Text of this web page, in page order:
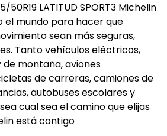
50R19 LATITUD SPORT3 Michelin
el mundo para hacer que
sean más seguras,
Tanto vehículos eléctricos,
montaña, aviones
de carreras, camiones de
autobuses escolares y
cual sea el camino que elijas
está contigo